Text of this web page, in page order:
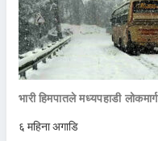
भारी हिमपातले मध्यपहाडी
६ महिना अगाडि